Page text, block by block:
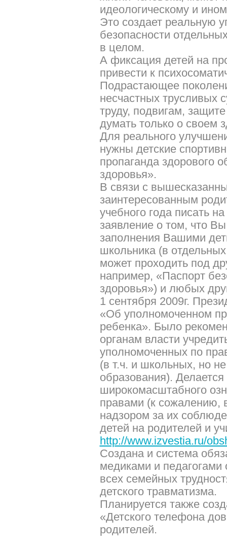
идеологическому и
Это создает реальную
безопасности
в целом.
А фиксация детей на
привести к
Подрастающее
несчастных трусливых
труду, подвигам,
думать только о своем
Для реального
нужны детские
пропаганда здорового
здоровья».
В связи с
заинтересованным
учебного года писать
заявление о том, что Вы
заполнения Вашими
школьника (в
может проходить под
например, «Паспорт
здоровья») и любых
1 сентября 2009г.
«Об уполномоченном
ребенка». Было
органам власти
уполномоченных по
(в т.ч. и школьных, но
образования).
широкомасштабного
правами (к сожалению,
надзором за их
детей на родителей и
http://www.izvestia.ru/
Создана и система
медиками и
всех семейных
детского травматизма.
Планируется также
«Детского телефона
родителей.